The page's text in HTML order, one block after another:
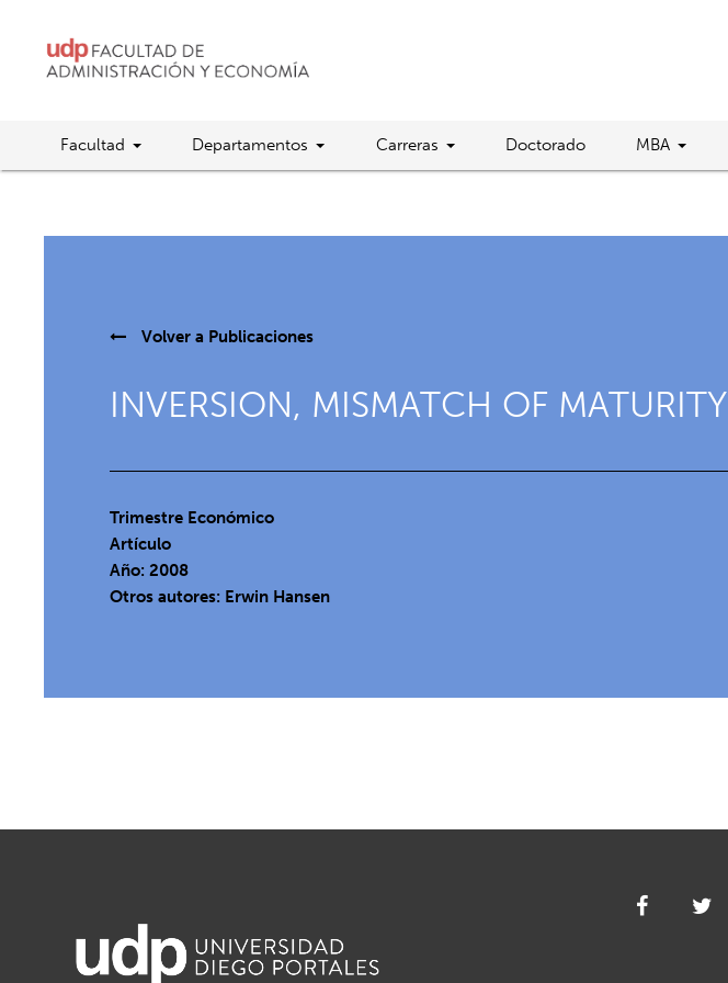
Facultad Departamentos Carreras Doctorado MBA
Volver a Publicaciones
INVERSION, MISMATCH OF
Trimestre Económico
Artículo
Año: 2008
Otros autores: Erwin Hansen